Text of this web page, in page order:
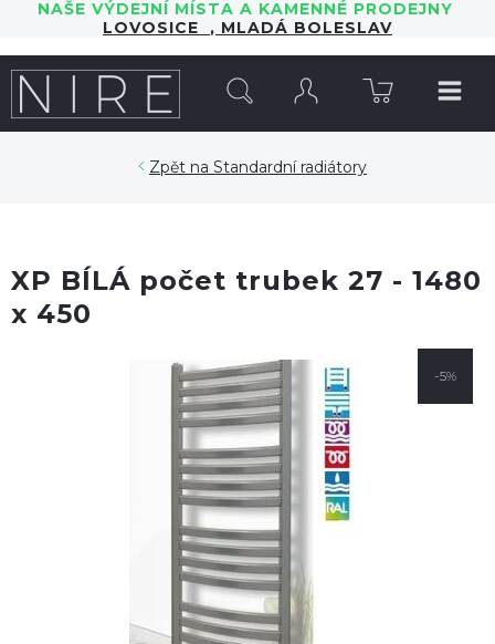
NAŠE VÝDEJNÍ MÍSTA A KAMENNÉ PRODEJNY
LOVOSICE , MLADÁ BOLESLAV
Standardní radiátory
XP BÍLÁ počet trubek 27 - 1480
x 450
-5%